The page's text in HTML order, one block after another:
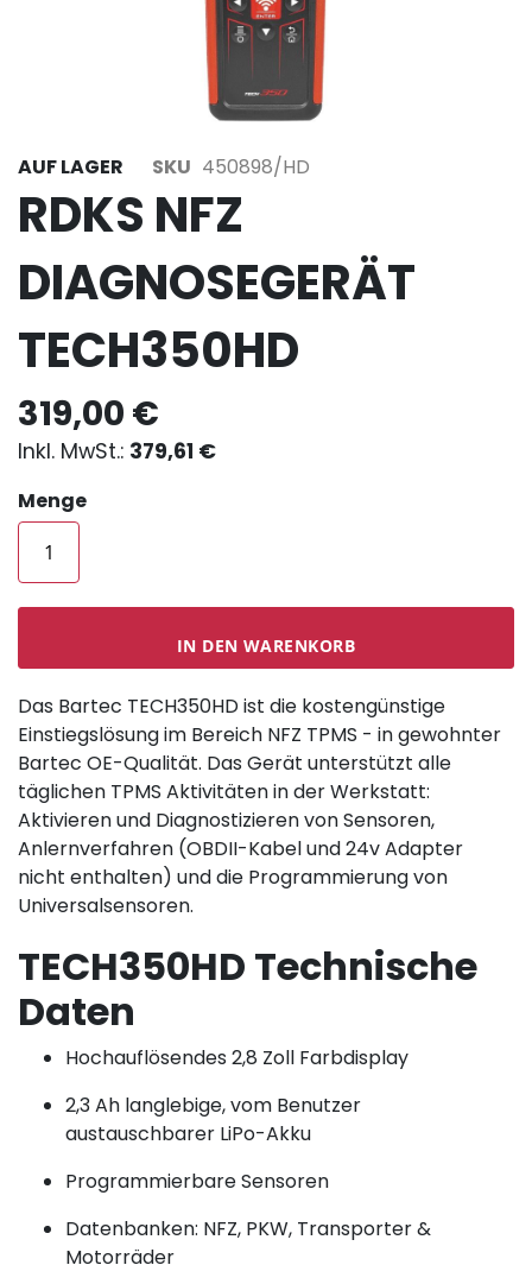
AUF LAGER SKU 450898/HD
RDKS NFZ
DIAGNOSEGERÄT
TECH350HD
319,00 €
379,61 €
Menge
IN DEN WARENKORB
Das Bartec TECH350HD ist die kostengünstige
Einstiegslösung im Bereich NFZ TPMS - in gewohnter
Bartec OE-Qualität. Das Gerät unterstützt alle
täglichen TPMS Aktivitäten in der Werkstatt:
Aktivieren und Diagnostizieren von Sensoren,
Anlernverfahren (OBDII-Kabel und 24v Adapter
nicht enthalten) und die Programmierung von
Universalsensoren.
TECH350HD Technische
Daten
Hochauflösendes 2,8 Zoll Farbdisplay
2,3 Ah langlebige, vom Benutzer
austauschbarer LiPo-Akku
Programmierbare Sensoren
Datenbanken: NFZ, PKW, Transporter &
Motorräder